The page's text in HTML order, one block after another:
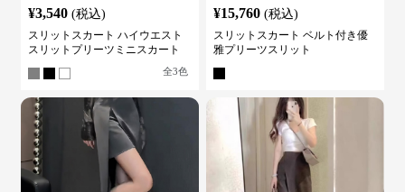
¥3,540 (税込)
スリットスカート ハイウエスト
スリットプリーツミニスカート
全3色
¥15,760 (税込)
スリットスカート ベルト付き優
雅プリーツスリット